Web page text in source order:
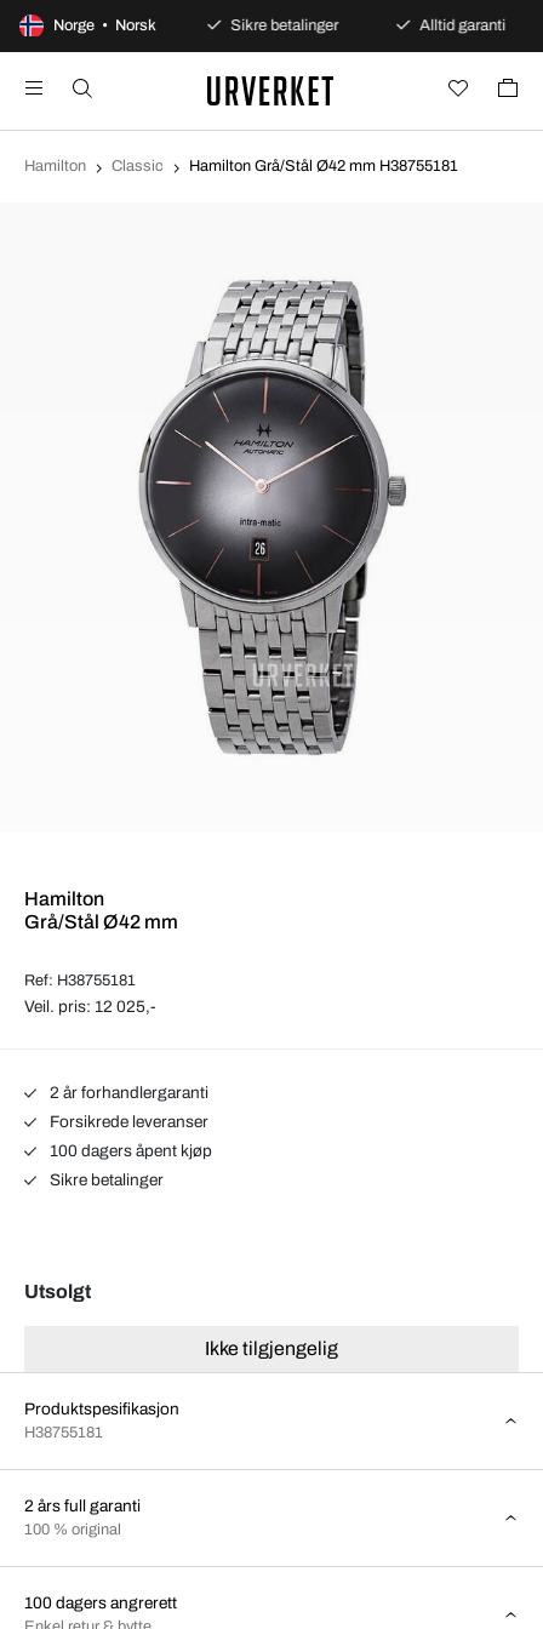
Norge • Norsk
dagers åpent kjøp Sikre betalinger Alltid garanti
Hamilton Classic Hamilton Grå/Stål Ø42 mm H38755181
Hamilton
Grå/Stål Ø42 mm
Ref: H38755181
Veil. pris: 12 025,-
2 år forhandlergaranti
Forsikrede leveranser
100 dagers åpent kjøp
Sikre betalinger
Utsolgt
Ikke tilgjengelig
Produktspesifikasjon
H38755181
2 års full garanti
100 % original
100 dagers angrerett